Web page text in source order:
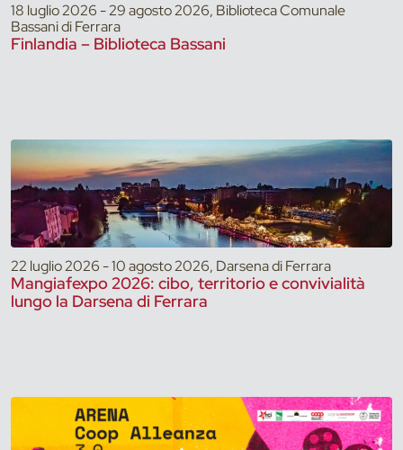
18 luglio 2026 - 29 agosto 2026, Biblioteca Comunale
Bassani di Ferrara
Finlandia – Biblioteca Bassani
22 luglio 2026 - 10 agosto 2026, Darsena di Ferrara
Mangiafexpo 2026: cibo, territorio e convivialità
lungo la Darsena di Ferrara